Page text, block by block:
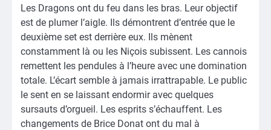
Les Dragons ont du feu dans les bras. Leur objectif
est de plumer l’aigle. Ils démontrent d’entrée que le
deuxième set est derrière eux. Ils mènent
constamment là ou les Niçois subissent. Les cannois
remettent les pendules à l’heure avec une domination
totale. L’écart semble à jamais irrattrapable. Le public
le sent en se laissant endormir avec quelques
sursauts d’orgueil. Les esprits s’échauffent. Les
changements de Brice Donat ont du mal à